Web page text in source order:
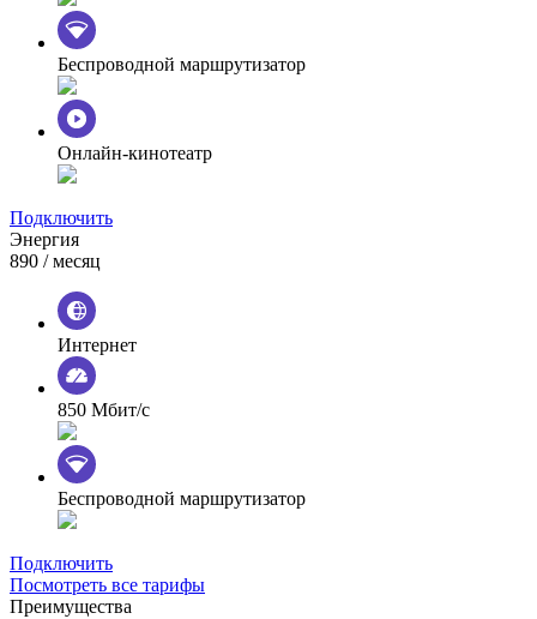
Беспроводной маршрутизатор
Онлайн-кинотеатр
Подключить
Энергия
890 / месяц
Интернет
850 Мбит/с
Беспроводной маршрутизатор
Подключить
Посмотреть все тарифы
Преимущества